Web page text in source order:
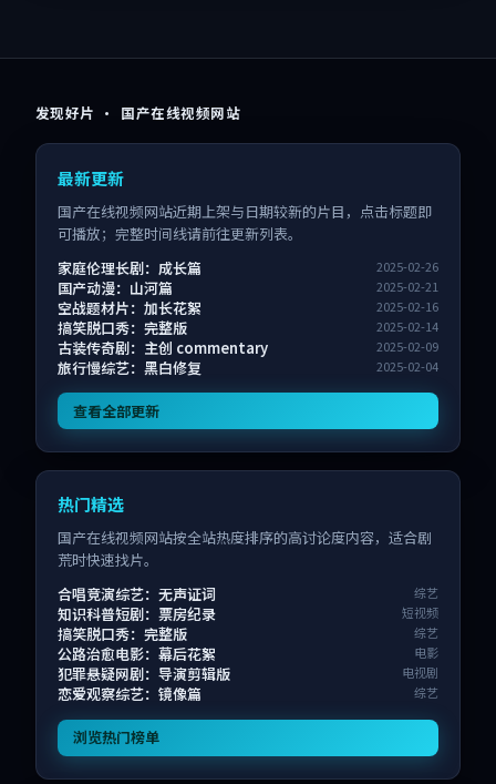
发现好片 · 国产在线视频网站
最新更新
国产在线视频网站近期上架与日期较新的片目，点击标题即
可播放；完整时间线请前往更新列表。
家庭伦理长剧：成长篇
2025-02-26
国产动漫：山河篇 2025-02-21
空战题材片：加长花絮 2025-02-16
搞笑脱口秀：完整版 2025-02-14
古装传奇剧：主创 commentary 2025-02-09
旅行慢综艺：黑白修复 2025-02-04
查看全部更新
热门精选
国产在线视频网站按全站热度排序的高讨论度内容，适合剧
荒时快速找片。
合唱竞演综艺：无声证词
综艺
知识科普短剧：票房纪录 短视频
搞笑脱口秀：完整版 综艺
公路治愈电影：幕后花絮 电影
犯罪悬疑网剧：导演剪辑版 电视剧
恋爱观察综艺：镜像篇 综艺
浏览热门榜单